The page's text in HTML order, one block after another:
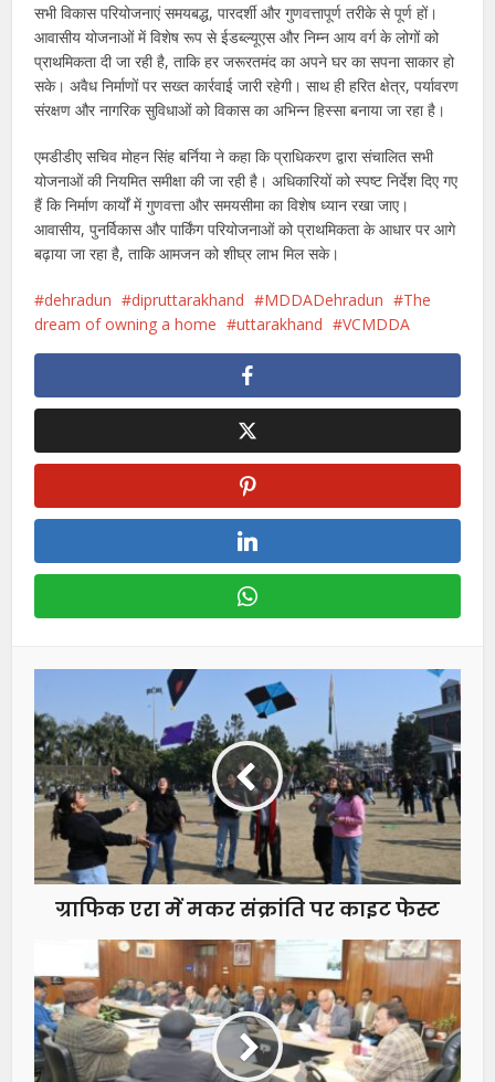
सभी विकास परियोजनाएं समयबद्ध, पारदर्शी और गुणवत्तापूर्ण तरीके से पूर्ण हों।
आवासीय योजनाओं में विशेष रूप से ईडब्ल्यूएस और निम्न आय वर्ग के लोगों को
प्राथमिकता दी जा रही है, ताकि हर जरूरतमंद का अपने घर का सपना साकार हो
सके। अवैध निर्माणों पर सख्त कार्रवाई जारी रहेगी। साथ ही हरित क्षेत्र, पर्यावरण
संरक्षण और नागरिक सुविधाओं को विकास का अभिन्न हिस्सा बनाया जा रहा है।
एमडीडीए सचिव मोहन सिंह बर्निया ने कहा कि प्राधिकरण द्वारा संचालित सभी
योजनाओं की नियमित समीक्षा की जा रही है। अधिकारियों को स्पष्ट निर्देश दिए गए
हैं कि निर्माण कार्यों में गुणवत्ता और समयसीमा का विशेष ध्यान रखा जाए।
आवासीय, पुनर्विकास और पार्किंग परियोजनाओं को प्राथमिकता के आधार पर आगे
बढ़ाया जा रहा है, ताकि आमजन को शीघ्र लाभ मिल सके।
dehradun dipruttarakhand MDDADehradun
The
dream of owning a home
uttarakhand VCMDDA
ग्राफिक एरा में मकर संक्रांति पर काइट फेस्ट